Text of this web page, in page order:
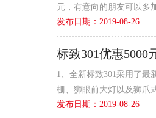
元，有意向的朋友可以多
2780mm...
发布日期：2019-08-26
标致301优惠5000
1、全新标致301采用了最
栅、狮眼前大灯以及狮爪
风格，细节处有...
发布日期：2019-08-26